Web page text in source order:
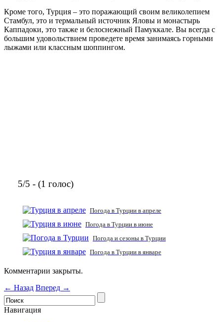
Кроме того, Турция – это поражающий своим великолепием
Стамбул, это и термальный источник Яловы и монастырь
Каппадоки, это также и белоснежный Памуккале. Вы всегда с
большим удовольствием проведете время занимаясь горными
лыжами или классным шоппингом.
5/5 - (1 голос)
Погода в Турции в апреле
Погода в Турции в июне
Погода и сезоны в Турции
Погода в Турции в январе
Комментарии закрыты.
← Назад Вперед →
Навигация